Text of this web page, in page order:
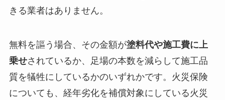
きる業者はありません。
無料を謳う場合、その金額が塗料代や施工費に上
乗せされているか、足場の本数を減らして施工品
質を犠牲にしているかのいずれかです。火災保険
についても、経年劣化を補償対象にしている火災